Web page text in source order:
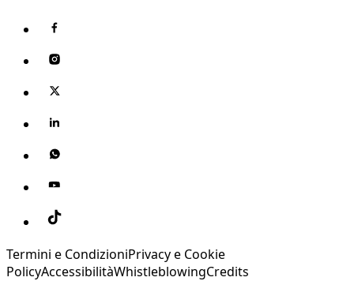
Termini e CondizioniPrivacy e Cookie
PolicyAccessibilitàWhistleblowingCredits